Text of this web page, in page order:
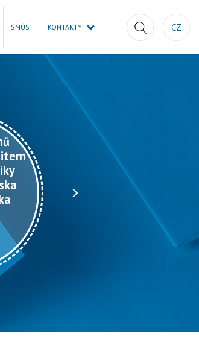
SMÚS KONTAKTY CZ
Zpráva o činnosti
Rady pro veřejný
dohled za rok 2025
18.05.2026